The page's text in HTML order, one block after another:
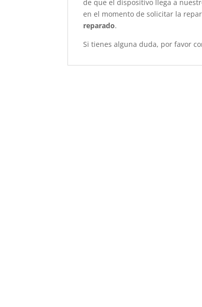
de que el dispositivo llega a
en el momento de solicitar la
reparado.
Si tienes alguna duda, por favor